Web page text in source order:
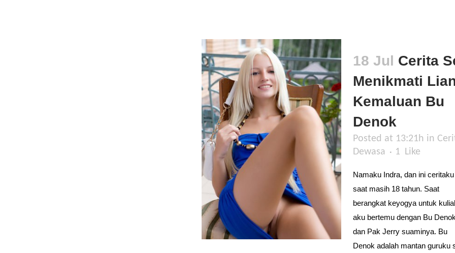
18 Jul Cerita
Menikmati
Kemaluan Bu
Denok
Posted at 13:21h in
Dewasa
1 Like
Namaku Indra, dan ini ceritaku
saat masih 18 tahun. Saat
berangkat keyogya untuk
aku bertemu dengan Bu Denok
dan Pak Jerry suaminya. Bu
Denok adalah mantan guruku